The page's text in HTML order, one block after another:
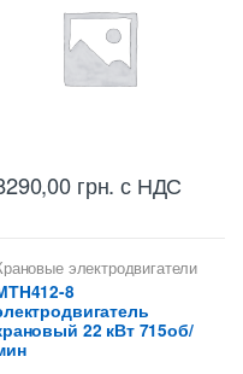
грн. с НДС
электродвигатели
8
22 кВт 715об/